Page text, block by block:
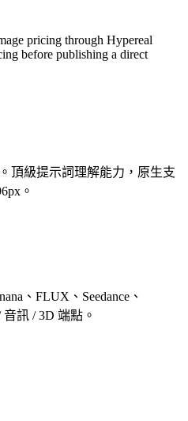
pricing through Hypereal
before publishing a direct
頂級提示詞理解能力，原生支
。
、FLUX、Seedance、
訊 / 3D 端點。